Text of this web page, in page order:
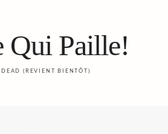
Qui Paille!
DEAD (REVIENT BIENTÔT)